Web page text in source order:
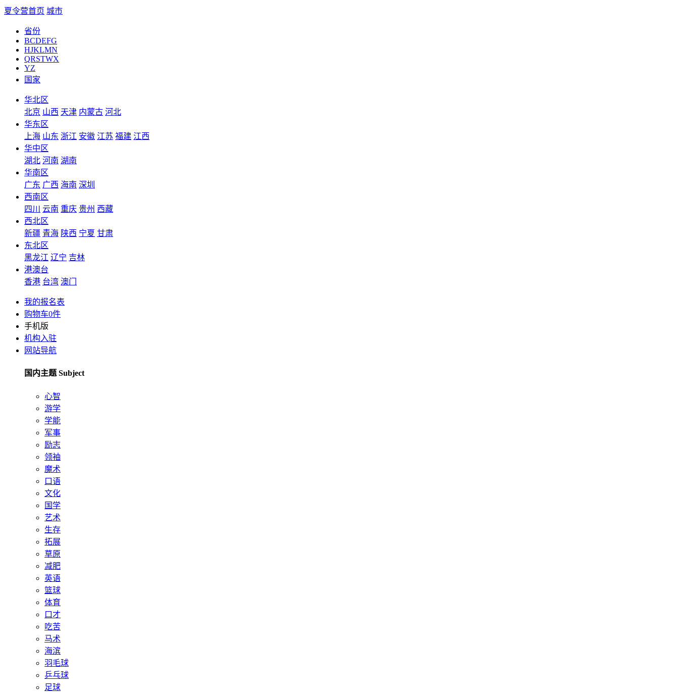
夏令营首页 城市
省份
BCDEFG
HJKLMN
QRSTWX
YZ
国家
华北区
北京 山西 天津 内蒙古 河北
华东区
上海 山东 浙江 安徽 江苏 福建 江西
华中区
湖北 河南 湖南
华南区
广东 广西 海南 深圳
西南区
四川
云南 重庆 贵州 西藏
西北区
新疆 青海 陕西 宁夏 甘肃
东北区
黑龙江 辽宁 吉林
港澳台
香港 台湾 澳门
我的报名表
购物车0件
手机版
机构入驻
网站导航
国内主题 Subject
心智
游学
学能
军事
励志
领袖
魔术
口语
文化
国学
艺术
生存
拓展
草原
减肥
英语
篮球
体育
口才
吃苦
马术
海滨
羽毛球
乒乓球
足球